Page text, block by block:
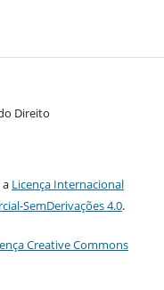
Direito
Licença Internacional
SemDerivações 4.0.
Creative Commons